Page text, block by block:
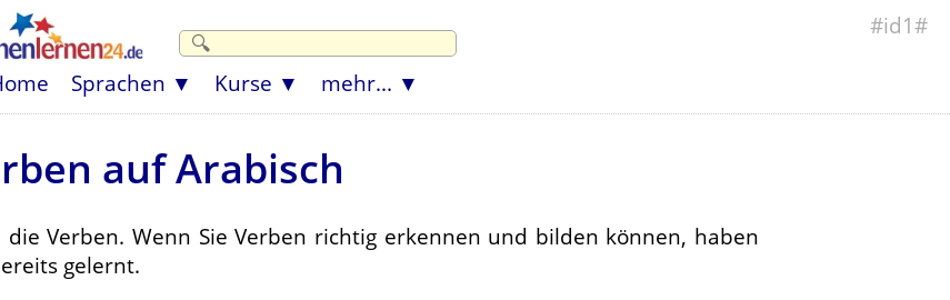
Sprachen Kurse mehr...
#id1#
auf Arabisch
Verben. Wenn Sie Verben richtig erkennen und bilden können, haben
gelernt.